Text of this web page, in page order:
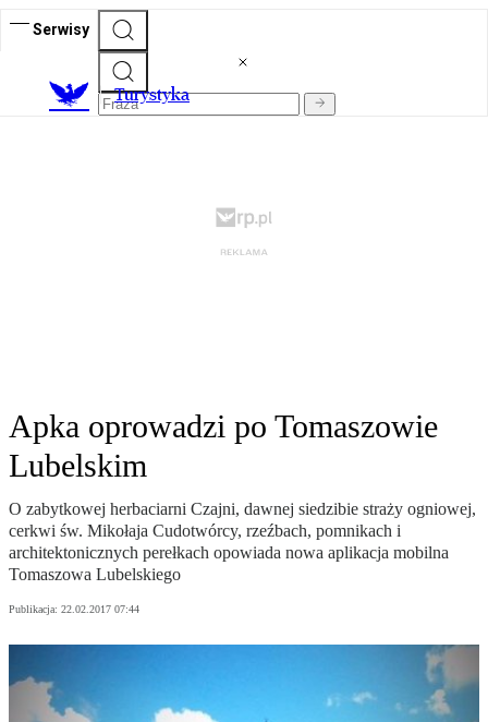
Serwisy
Turystyka
Apka oprowadzi po Tomaszowie
Lubelskim
O zabytkowej herbaciarni Czajni, dawnej siedzibie straży ogniowej,
cerkwi św. Mikołaja Cudotwórcy, rzeźbach, pomnikach i
architektonicznych perełkach opowiada nowa aplikacja mobilna
Tomaszowa Lubelskiego
Publikacja: 22.02.2017 07:44